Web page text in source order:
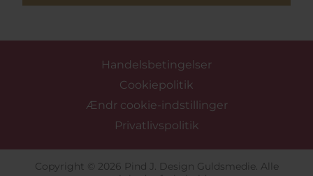
Handelsbetingelser
Cookiepolitik
Ændr cookie-indstillinger
Privatlivspolitik
Copyright © 2026 Pind J. Design Guldsmedie. Alle